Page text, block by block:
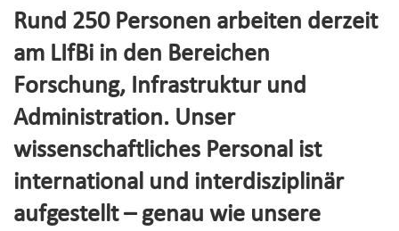
Rund 250 Personen arbeiten derzeit
am LIfBi in den Bereichen
Forschung, Infrastruktur und
Administration. Unser
wissenschaftliches Personal ist
international und interdisziplinär
aufgestellt – genau wie unsere